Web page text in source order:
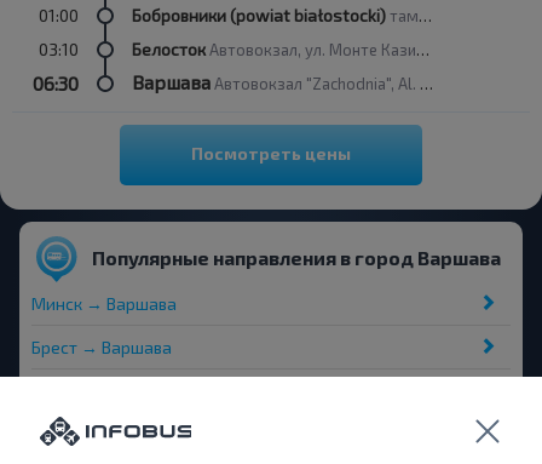
01:00 Бобровники (powiat białostocki)таможня (PL-BY)
03:10 БелостокАвтовокзал, ул. Монте Казино 8
06:30 ВаршаваАвтовокзал "Zachodnia", Al. Jerozolimskie 144
Посмотреть цены
Популярные направления в город Варшава
Минск → Варшава
Брест → Варшава
Барановичи → Варшава